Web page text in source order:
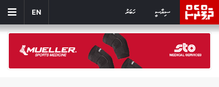
ސިޔާސީ ހަބަރު EN